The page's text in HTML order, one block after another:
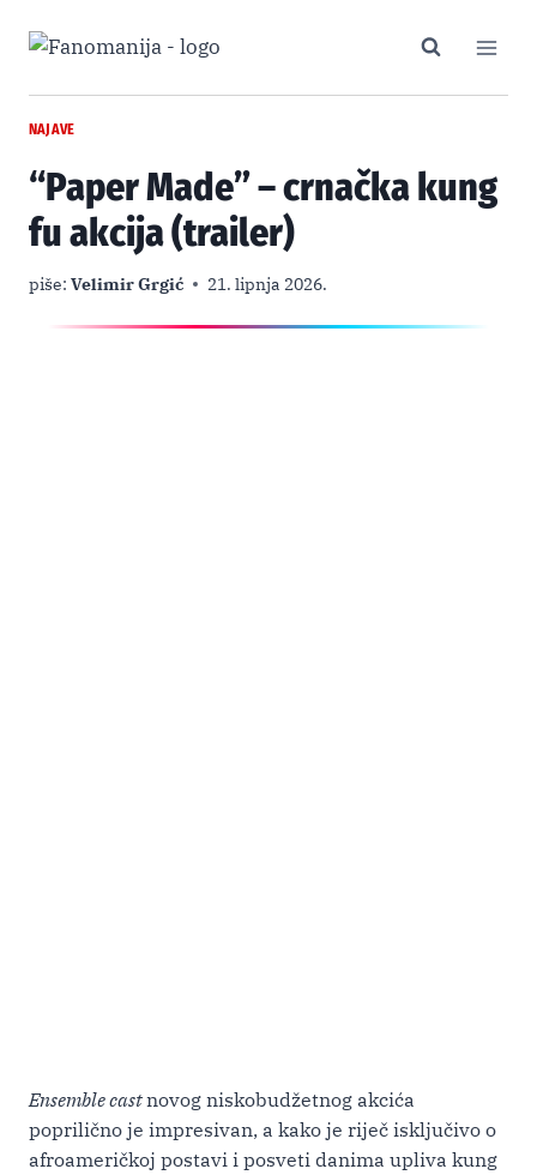
NAJAVE
“Paper Made” – crnačka kung
fu akcija (trailer)
piše: Velimir Grgić 21. lipnja 2026.
Ensemble castnovog niskobudžetnog akcića
poprilično je impresivan, a kako je riječ isključivo o
afroameričkoj postavi i posveti danima upliva kung